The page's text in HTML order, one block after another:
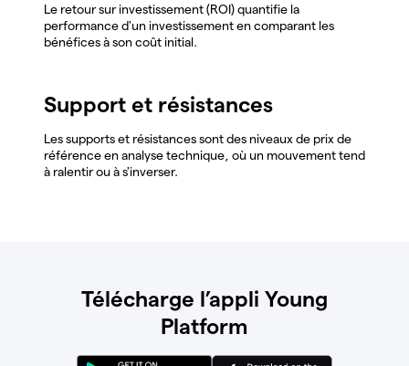
Le retour sur investissement (ROI) quantifie la
performance d'un investissement en comparant les
bénéfices à son coût initial.
Support et résistances
Les supports et résistances sont des niveaux de prix de
référence en analyse technique, où un mouvement tend
à ralentir ou à s'inverser.
Télécharge l’appli Young
Platform